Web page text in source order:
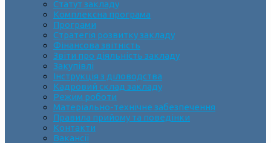
Статут закладу
Комплексна програма
Програми
Стратегія розвитку закладу
Фінансова звітність
Звіти про діяльність закладу
Закупівлі
Інструкція з діловодства
Кадровий склад закладу
Режим роботи
Матеріально-технічне забезпечення
Правила прийому та поведінки
Контакти
Вакансії